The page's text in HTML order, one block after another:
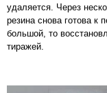
удаляется. Через
резина снова готова к
большой, то
тиражей.